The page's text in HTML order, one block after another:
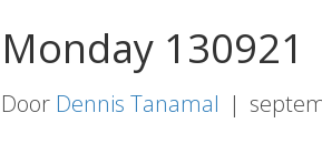
Monday 130921
Door Dennis Tanamal |